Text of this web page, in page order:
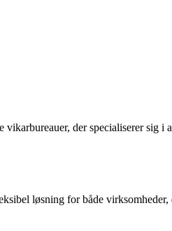
der specialiserer sig
løsning for både